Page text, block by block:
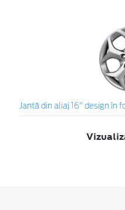
Jantă din aliaj 16" design în